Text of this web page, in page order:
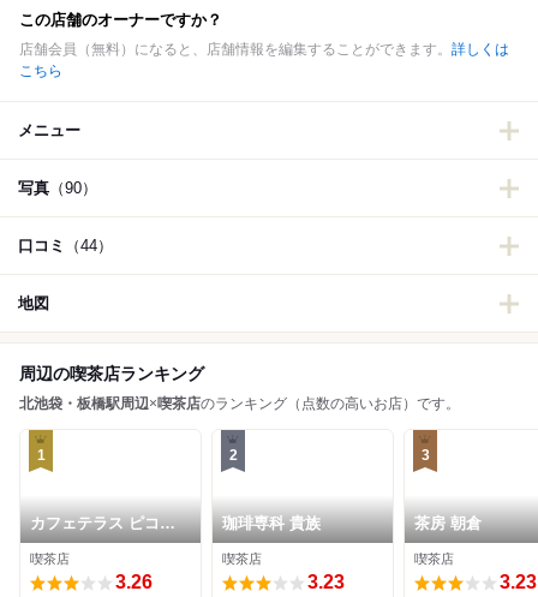
この店舗のオーナーですか？
店舗会員（無料）になると、店舗情報を編集することができます。 詳しくは
こちら
メニュー
写真 （90）
口コミ （44）
地図
周辺の喫茶店ランキング
北池袋・板橋駅周辺×喫茶店のランキング（点数の高いお店）です。
1
カフェテラス ピコリ
ーノ
喫茶店
3.26
2
珈琲専科 貴族
喫茶店
3.23
3
茶房 朝倉
喫茶店
3.23